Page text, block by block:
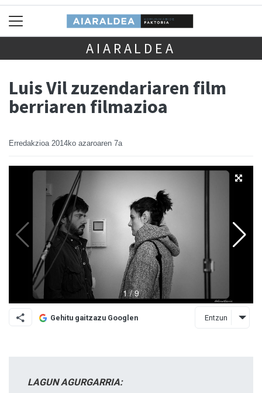
AIARALDEA
Luis Vil zuzendariaren film
berriaren filmazioa
Erredakzioa 2014ko azaroaren 7a
Gehitu gaitzazu Googlen Entzun
LAGUN AGURGARRIA: